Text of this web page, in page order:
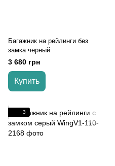
Багажник на рейлинги без
замка черный
3 680 грн
Купить
3